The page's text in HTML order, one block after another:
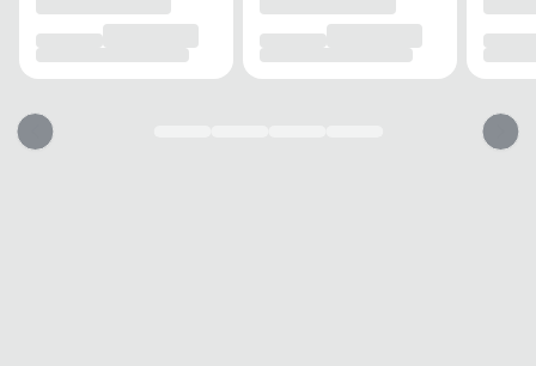
Borracha
ADERÊNCIA
Alta
Médio
PALMILHA